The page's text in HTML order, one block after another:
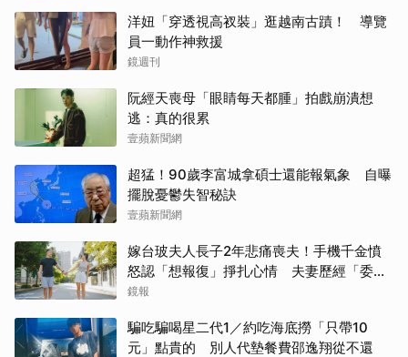
洋妞「穿透視高衩裝」逛越南古蹟！ 導覽
員一動作神救援
鏡週刊
阮經天喪母「眼睛每天都腫」拍戲崩潰想
逃：真的很累
壹蘋新聞網
超猛！90歲李富城拿碩士還能報氣象 自曝
擺脫憂鬱失智秘訣
壹蘋新聞網
嫁台玻夫人長子2年悲痛喪夫！手機千金憤
怒認「想報復」掙扎心情 夫妻歷經「委屈
與不平」只能安靜
鏡報
騙吃騙喝星二代1／約吃海底撈「只帶10
元」點貴的 別人代墊餐費邵逸翔從不還